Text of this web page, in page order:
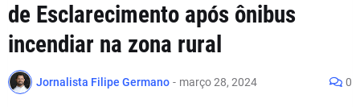
de Esclarecimento após ônibus
incendiar na zona rural
Jornalista Filipe Germano - março 28, 2024 0